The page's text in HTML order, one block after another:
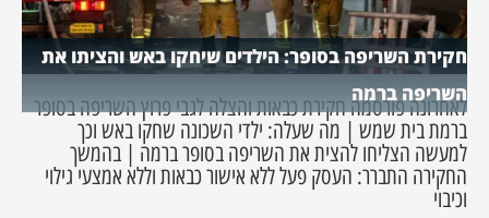
חקירת השריפה בסופר: הילדים שיחקו באש והציתו את
השריפה ברמה
לאחרונה פורסמה חקירת כבאות והצלה לגבי פרוץ השריפה בסופר
ברמת בית שמש | מה שעלה: ילדי השכונה שחקו באש וכך
למעשה הצליחו להצית את השריפה בסופר ברמה | בהמשך
החקירה התברר: העסק פעל ללא אישור כבאות וללא אמצעי גילוי
וכיבוי